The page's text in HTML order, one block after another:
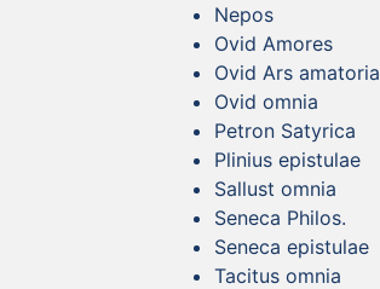
Nepos
Ovid Amores
Ovid Ars amatoria
Ovid omnia
Petron Satyrica
Plinius epistulae
Sallust omnia
Seneca Philos.
Seneca epistulae
Tacitus omnia